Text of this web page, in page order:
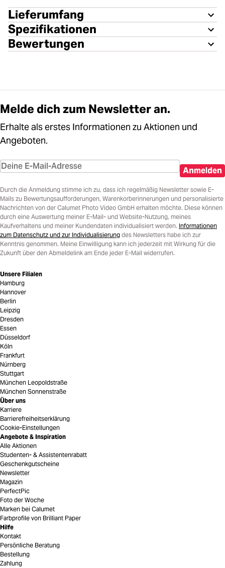
Lieferumfang
Spezifikationen
Bewertungen
Melde dich zum Newsletter an.
Erhalte als erstes Informationen zu Aktionen und
Angeboten.
Anmelden
Durch die Anmeldung stimme ich zu, dass ich regelmäßig Newsletter sowie E-
Mails zu Bewertungsaufforderungen, Warenkorberinnerungen und personalisierte
Nachrichten von der Calumet Photo Video GmbH erhalten möchte. Diese können
durch eine Auswertung meiner E-Mail- und Website-Nutzung, meines
Kaufverhaltens und meiner Kundendaten individualisiert werden. Informationen
zum Datenschutz und zur Individualisierung des Newsletters habe ich zur
Kenntnis genommen. Meine Einwilligung kann ich jederzeit mit Wirkung für die
Zukunft über den Abmeldelink am Ende jeder E-Mail widerrufen.
Unsere Filialen
Hamburg
Hannover
Berlin
Leipzig
Dresden
Essen
Düsseldorf
Köln
Frankfurt
Nürnberg
Stuttgart
München Leopoldstraße
München Sonnenstraße
Über uns
Karriere
Barrierefreiheitserklärung
Cookie-Einstellungen
Angebote & Inspiration
Alle Aktionen
Studenten- & Assistentenrabatt
Geschenkgutscheine
Newsletter
Magazin
PerfectPic
Foto der Woche
Marken bei Calumet
Farbprofile von Brilliant Paper
Hilfe
Kontakt
Persönliche Beratung
Bestellung
Zahlung